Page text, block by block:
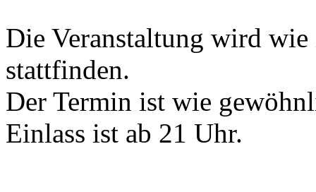
Die Veranstaltung wird
stattfinden.
Der Termin ist wie
Einlass ist ab 21 Uhr.